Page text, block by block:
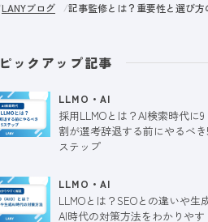
LANYブログ 記事監修とは？重要性と選び
ピックアップ記事
LLMO・AI
採用LLMOとは？AI検索時代に9
割が選考辞退する前にやるべき
ステップ
LLMO・AI
LLMOとは？SEOとの違いや生
AI時代の対策方法をわかりやす